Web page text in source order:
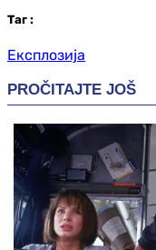
Таг :
Експлозија